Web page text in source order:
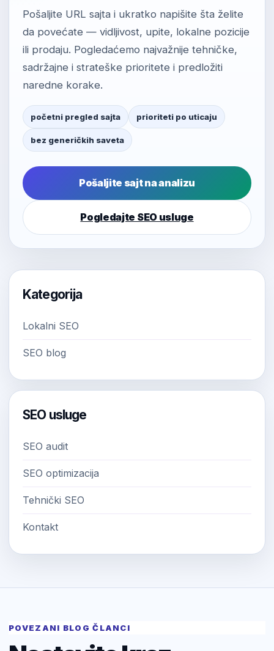
Pošaljite URL sajta i ukratko napišite šta želite
da povećate — vidljivost, upite, lokalne pozicije
ili prodaju. Pogledaćemo najvažnije tehničke,
sadržajne i strateške prioritete i predložiti
naredne korake.
početni pregled sajta prioriteti po uticaju
bez generičkih saveta
Pošaljite sajt na analizu
Pogledajte SEO usluge
Kategorija
Lokalni SEO
SEO blog
SEO usluge
SEO audit
SEO optimizacija
Tehnički SEO
Kontakt
POVEZANI BLOG ČLANCI